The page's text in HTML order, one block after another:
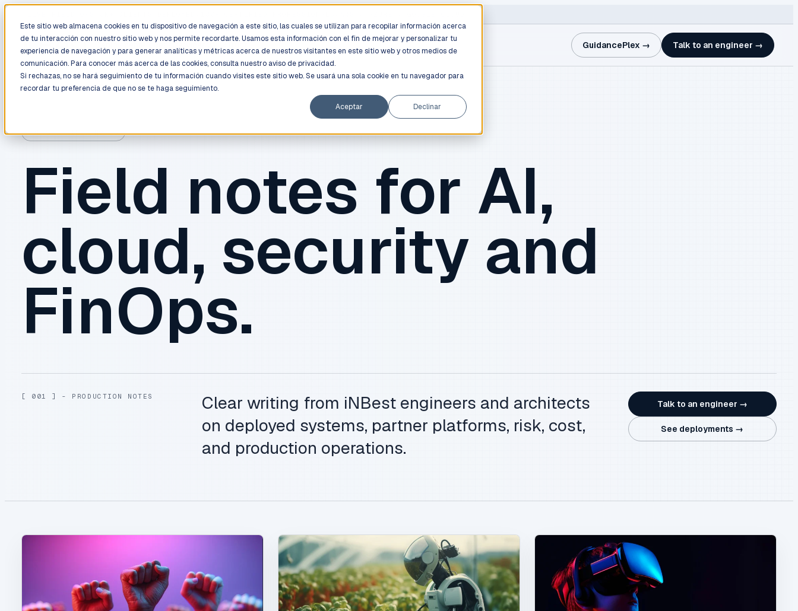
Este sitio web almacena cookies en tu dispositivo de navegación a este sitio, las cuales se utilizan para recopilar información acerca
de tu interacción con nuestro sitio web y nos permite recordarte. Usamos esta información con el fin de mejorar y personalizar tu
experiencia de navegación y para generar analíticas y métricas acerca de nuestros visitantes en este sitio web y otros medios de
comunicación. Para conocer más acerca de las cookies, consulta nuestro aviso de privacidad.
Si rechazas, no se hará seguimiento de tu información cuando visites este sitio web. Se usará una sola cookie en tu navegador para
recordar tu preferencia de que no se te haga seguimiento.
Aceptar
Declinar
Process Services GuidancePlex → Talk to an engineer →
BLOG / FIELD NOTES
Field notes for AI,
cloud, security and
FinOps.
[ 001 ] - PRODUCTION NOTES
Clear writing from iNBest engineers and architects
on deployed systems, partner platforms, risk, cost,
and production operations.
Talk to an engineer →
See deployments →